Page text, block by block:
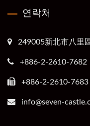
연락처
249005新北市八里
+886-2-2610-7682
+886-2-2610-7683
info@seven-